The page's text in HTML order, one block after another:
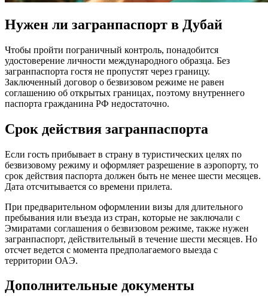
Нужен ли загранпаспорт в Дубай
Чтобы пройти пограничный контроль, понадобится
удостоверение личности международного образца. Без
загранпаспорта гостя не пропустят через границу.
Заключенный договор о безвизовом режиме не равен
соглашению об открытых границах, поэтому внутреннего
паспорта гражданина РФ недостаточно.
Срок действия загранпаспорта
Если гость прибывает в страну в туристических целях по
безвизовому режиму и оформляет разрешение в аэропорту, то
срок действия паспорта должен быть не менее шести месяцев.
Дата отсчитывается со времени прилета.
При предварительном оформлении визы для длительного
пребывания или въезда из стран, которые не заключали с
Эмиратами соглашения о безвизовом режиме, также нужен
загранпаспорт, действительный в течение шести месяцев. Но
отсчет ведется с момента предполагаемого выезда с
территории ОАЭ.
Дополнительные документы